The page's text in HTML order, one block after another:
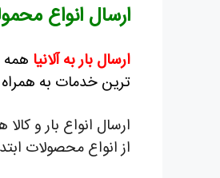
ارسال انواع
ارسال بار به آلانیا همه
ترین خدمات به همراه
ارسال انواع بار و
از انواع محصولات